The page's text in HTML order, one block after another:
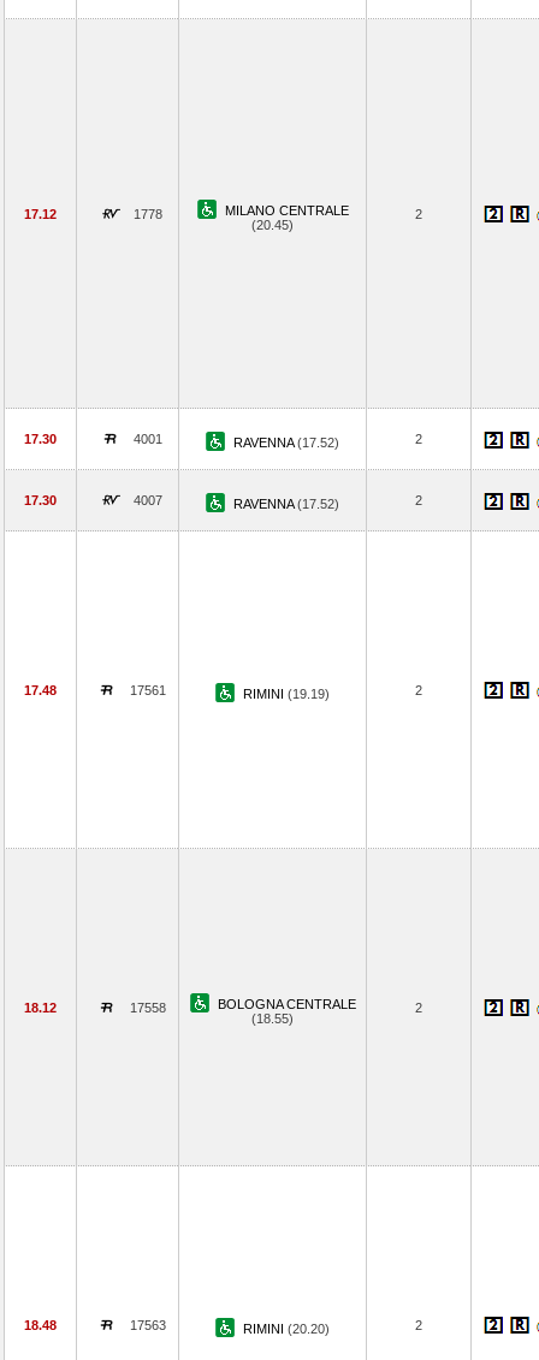
17.12 1778
MILANO CENTRALE
(20.45)
2
17.30 4001 RAVENNA(17.52) 2
17.30 4007 RAVENNA(17.52) 2
17.48 17561 RIMINI (19.19) 2
18.12 17558
BOLOGNA CENTRALE
(18.55)
2
18.48 17563 RIMINI (20.20) 2